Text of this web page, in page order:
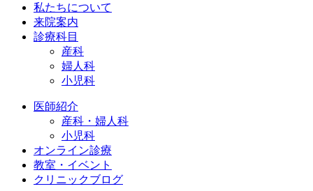
私たちについて
来院案内
診療科目
産科
婦人科
小児科
医師紹介
産科・婦人科
小児科
オンライン診療
教室・イベント
クリニックブログ